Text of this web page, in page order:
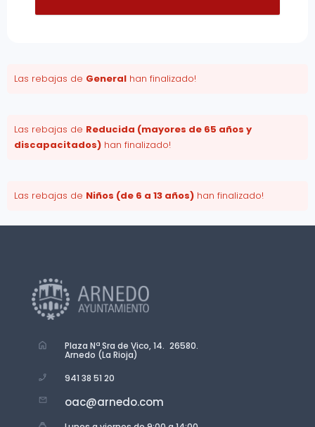
Las rebajas de General han finalizado!
Las rebajas de Reducida (mayores de 65 años y
discapacitados) han finalizado!
Las rebajas de Niños (de 6 a 13 años) han finalizado!
Plaza Nª Sra de Vico, 14. 26580.
Arnedo (La Rioja)
941 38 51 20
oac@arnedo.com